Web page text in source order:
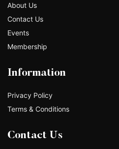
About Us
Contact Us
Events
Membership
Information
Privacy Policy
Terms & Conditions
Contact Us